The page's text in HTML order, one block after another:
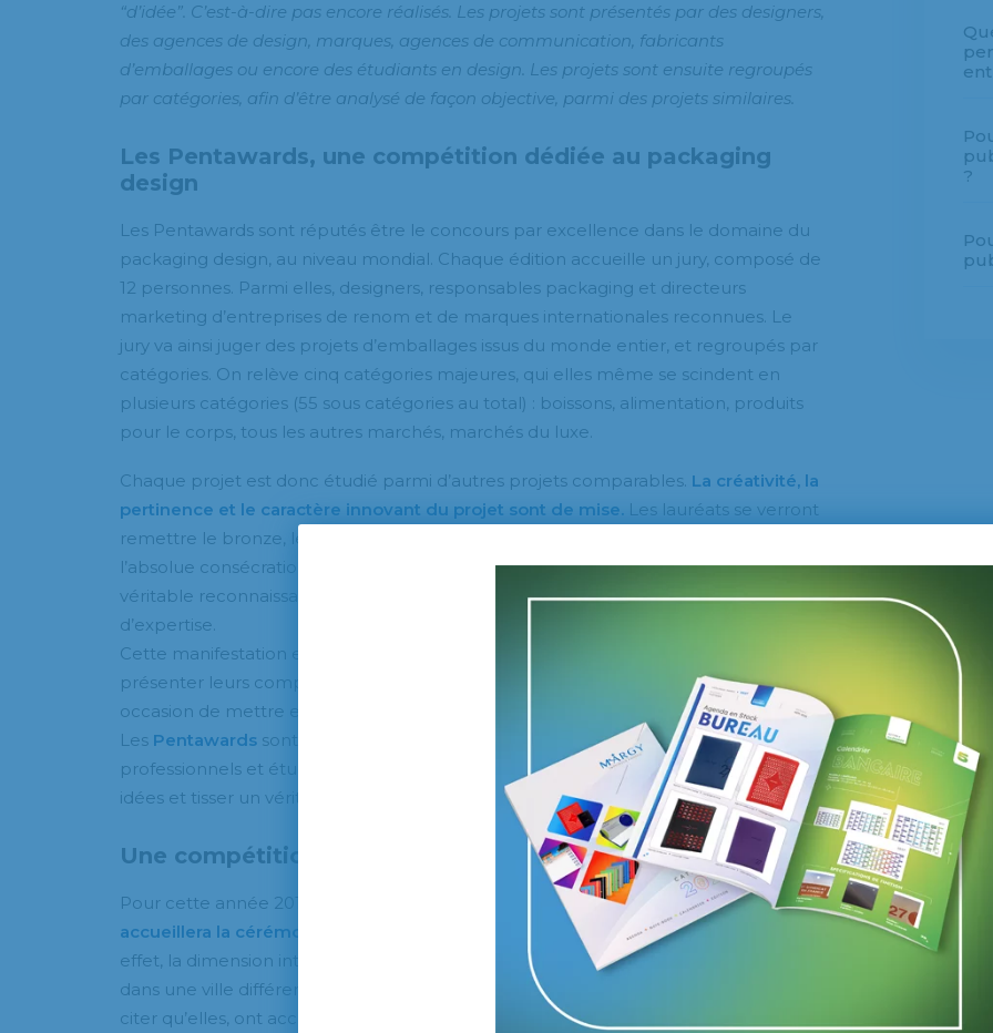
“d’idée”. C’est-à-dire pas encore réalisés. Les projets sont présentés par des designers,
des agences de design, marques, agences de communication, fabricants
d’emballages ou encore des étudiants en design. Les projets sont ensuite regroupés
par catégories, afin d’être analysé de façon objective, parmi des projets similaires.
Les Pentawards, une compétition dédiée au packaging
design
Les Pentawards sont réputés être le concours par excellence dans le domaine du
packaging design, au niveau mondial. Chaque édition accueille un jury, composé de
12 personnes. Parmi elles, designers, responsables packaging et directeurs
marketing d’entreprises de renom et de marques internationales reconnues. Le
jury va ainsi juger des projets d’emballages issus du monde entier, et regroupés par
catégories. On relève cinq catégories majeures, qui elles même se scindent en
plusieurs catégories (55 sous catégories au total) : boissons, alimentation, produits
pour le corps, tous les autres marchés, marchés du luxe.
Chaque projet est donc étudié parmi d’autres projets comparables. La créativité, la
pertinence et le caractère innovant du projet sont de mise. Les lauréats se verront
remettre le bronze, le silver, le gold, le platinum ou le diamond Pentawards :
l’absolue consécration pour ces candidats venus du monde entier. Il s’agit d’une
véritable reconnaissance sur le plan international en termes d’innovation et
d’expertise.
Cette manifestation est une véritable opportunité pour les participants de
présenter leurs compétences et leur créativité. Il s’agit également d’une belle
occasion de mettre en lumière leurs créations et de leur faire prendre vie.
Les Pentawards sont par ailleurs une véritable plateforme d’échange. Les
professionnels et étudiants du packaging peuvent se rencontrer, échanger des
idées et tisser un véritable réseau. Un tremplin pour les créations de demain.
Une compétition d’envergure internationale
Pour cette année 2018,
le prestigieux Musée Guggenheim de New York
accueillera la cérémonie de gala des Pentawards le 6 septembre prochain
effet, la dimension internationale de l’événement veut qu’il s’installe chaque année
dans une ville différente. Ainsi, Monaco, Paris, Barcelone, Tokyo et Londres pour ne
citer qu’elles, ont accueilli les précédentes éditions des Pentawards.
?